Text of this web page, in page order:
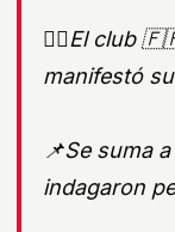
👉🏾El club
manifestó
📌Se suma
indagaron